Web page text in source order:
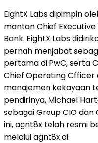
EightX Labs dipimpin
mantan Chief
Bank. EightX Labs
pernah menjabat
pertama di PwC, serta
Chief Operating Officer
manajemen kekayaan
pendirinya, Michael
sebagai Group CIO dan
ini, agnt8x telah resmi
melalui agnt8x.ai.